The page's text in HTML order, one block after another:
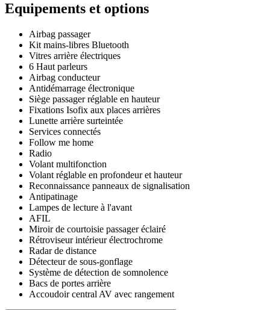
Equipements et options
Airbag passager
Kit mains-libres Bluetooth
Vitres arrière électriques
6 Haut parleurs
Airbag conducteur
Antidémarrage électronique
Siège passager réglable en hauteur
Fixations Isofix aux places arrières
Lunette arrière surteintée
Services connectés
Follow me home
Radio
Volant multifonction
Volant réglable en profondeur et hauteur
Reconnaissance panneaux de signalisation
Antipatinage
Lampes de lecture à l'avant
AFIL
Miroir de courtoisie passager éclairé
Rétroviseur intérieur électrochrome
Radar de distance
Détecteur de sous-gonflage
Système de détection de somnolence
Bacs de portes arrière
Accoudoir central AV avec rangement